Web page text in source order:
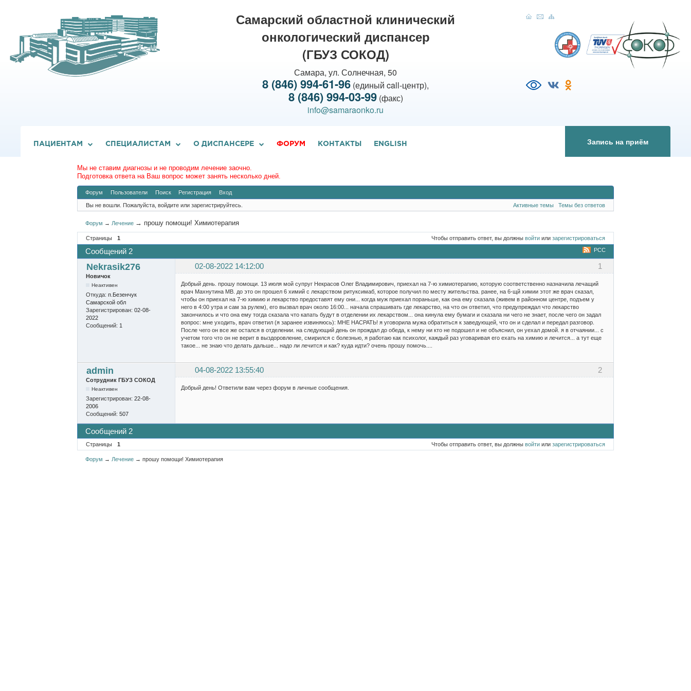
Самарский областной клинический
онкологический диспансер
(ГБУЗ СОКОД)
Самара, ул. Солнечная, 50
8 (846) 994-61-96 (единый call-центр),
8 (846) 994-03-99(факс)
info@samaraonko.ru
ПАЦИЕНТАМ СПЕЦИАЛИСТАМ О ДИСПАНСЕРЕ ФОРУМ КОНТАКТЫ ENGLISH Запись на приём
Мы не ставим диагнозы и не проводим лечение заочно.
Подготовка ответа на Ваш вопрос может занять несколько дней.
Форум Пользователи Поиск Регистрация Вход
Вы не вошли. Пожалуйста, войдите или зарегистрируйтесь. Активные темы Темы без ответов
Форум → Лечение → прошу помощи! Химиотерапия
Страницы 1 Чтобы отправить ответ, вы должнывойти илизарегистрироваться
РСС
Сообщений 2
1
Nekrasik276 02-08-2022 14:12:00
Новичок
Неактивен
Откуда: п.Безенчук
Самарской обл
Зарегистрирован: 02-08-
2022
Сообщений: 1
Добрый день. прошу помощи. 13 июля мой супруг Некрасов Олег Владимирович, приехал на 7-ю химиотерапию, которую соответственно назначила лечащий
врач Махнутина МВ. до это он прошел 6 химий с лекарством ритуксимаб, которое получил по месту жительства. ранее, на 6-щй химии этот же врач сказал,
чтобы он приехал на 7-ю химию и лекарство предоставят ему они... когда муж приехал пораньше, как она ему сказала (живем в районном центре, подъем у
него в 4:00 утра и сам за рулем), его вызвал врач около 16:00... начала спрашивать где лекарство, на что он ответил, что предупреждал что лекарство
закончилось и что она ему тогда сказала что капать будут в отделении их лекарством... она кинула ему бумаги и сказала ни чего не знает, после чего он задал
вопрос: мне уходить, врач ответил (я заранее извиняюсь): МНЕ НАСРАТЬ! я уговорила мужа обратиться к заведующей, что он и сделал и передал разговор.
После чего он все же остался в отделении. на следующий день он прождал до обеда, к нему ни кто не подошел и не объяснил, он уехал домой. я в отчаянии... с
учетом того что он не верит в выздоровление, смирился с болезнью, я работаю как психолог, каждый раз уговаривая его ехать на химию и лечится... а тут еще
такое... не знаю что делать дальше... надо ли лечится и как? куда идти? очень прошу помочь....
2
admin 04-08-2022 13:55:40
Сотрудник ГБУЗ СОКОД
Неактивен
Зарегистрирован: 22-08-
2006
Сообщений: 507
Добрый день! Ответили вам через форум в личные сообщения.
Сообщений 2
Страницы 1 Чтобы отправить ответ, вы должнывойти илизарегистрироваться
Форум → Лечение →прошу помощи! Химиотерапия